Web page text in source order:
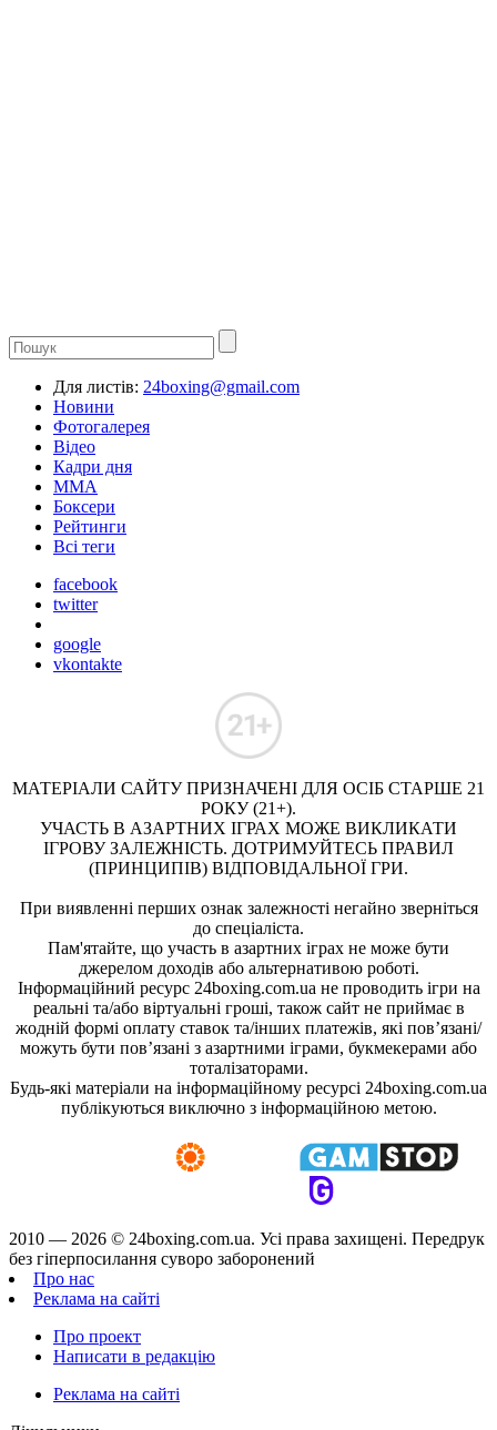
Для листів: 24boxing@gmail.com
Новини
Фотогалерея
Відео
Кадри дня
ММА
Боксери
Рейтинги
Всі теги
facebook
twitter
google
vkontakte
МАТЕРІАЛИ САЙТУ ПРИЗНАЧЕНІ ДЛЯ ОСІБ СТАРШЕ 21
РОКУ (21+).
УЧАСТЬ В АЗАРТНИХ ІГРАХ МОЖЕ ВИКЛИКАТИ
ІГРОВУ ЗАЛЕЖНІСТЬ. ДОТРИМУЙТЕСЬ ПРАВИЛ
(ПРИНЦИПІВ) ВІДПОВІДАЛЬНОЇ ГРИ.
При виявленні перших ознак залежності негайно зверніться
до спеціаліста.
Пам'ятайте, що участь в азартних іграх не може бути
джерелом доходів або альтернативою роботі.
Інформаційний ресурс 24boxing.com.ua не проводить ігри на
реальні та/або віртуальні гроші, також сайт не приймає в
жодній формі оплату ставок та/інших платежів, які пов’язані/
можуть бути пов’язані з азартними іграми, букмекерами або
тоталізаторами.
Будь-які матеріали на інформаційному ресурсі 24boxing.com.ua
публікуються виключно з інформаційною метою.
2010 — 2026 © 24boxing.com.ua. Усi права захищенi. Передрук
без гіперпосилання суворо заборонений
Про нас
Реклама на сайті
Про проект
Написати в редакцію
Реклама на сайті